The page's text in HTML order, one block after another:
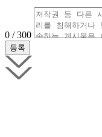
0 / 300